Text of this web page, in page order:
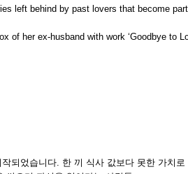
behind by past lovers that become
her ex-husband with work ‘Goodbye to
되었습니다. 한 끼 식사 값보다 못한 가치